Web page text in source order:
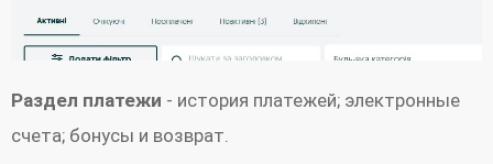
Раздел платежи - история платежей; электронные
счета; бонусы и возврат.